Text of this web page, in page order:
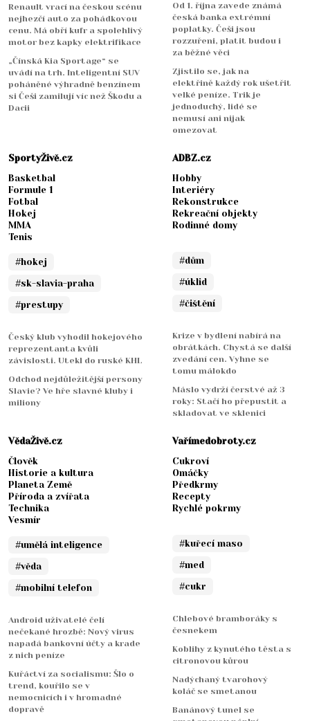
Renault vrací na českou scénu
nejhezčí auto za pohádkovou
cenu. Má obří kufr a spolehlivý
motor bez kapky elektrifikace
„Čínská Kia Sportage“ se
uvádí na trh. Inteligentní SUV
poháněné výhradně benzínem
si Češi zamilují víc než Škodu a
Dacii
Od 1. října zavede známá
česká banka extrémní
poplatky. Češi jsou
rozzuřeni, platit budou i
za běžné věci
Zjistilo se, jak na
elektřině každý rok ušetřit
velké peníze. Trik je
jednoduchý, lidé se
nemusí ani nijak
omezovat
SportyŽivě.cz
Basketbal
Formule 1
Fotbal
Hokej
MMA
Tenis
#hokej
#sk-slavia-praha
#prestupy
Český klub vyhodil hokejového
reprezentanta kvůli
závislosti. Utekl do ruské KHL
Odchod nejdůležitější persony
Slavie? Ve hře slavné kluby i
miliony
ADBZ.cz
Hobby
Interiéry
Rekonstrukce
Rekreační objekty
Rodinné domy
#dům
#úklid
#čištění
Krize v bydlení nabírá na
obrátkách. Chystá se další
zvedání cen. Vyhne se
tomu málokdo
Máslo vydrží čerstvé až 3
roky: Stačí ho přepustit a
skladovat ve sklenici
VědaŽivě.cz
Člověk
Historie a kultura
Planeta Země
Příroda a zvířata
Technika
Vesmír
#umělá inteligence
#věda
#mobilní telefon
Android uživatelé čelí
nečekané hrozbě: Nový virus
napadá bankovní účty a krade
z nich peníze
Kuřáctví za socialismu: Šlo o
trend, kouřilo se v
nemocnicích i v hromadné
dopravě
Vařímedobroty.cz
Cukroví
Omáčky
Předkrmy
Recepty
Rychlé pokrmy
#kuřecí maso
#med
#cukr
Chlebové bramboráky s
česnekem
Koblihy z kynutého těsta s
citronovou kůrou
Nadýchaný tvarohový
koláč se smetanou
Banánový tunel se